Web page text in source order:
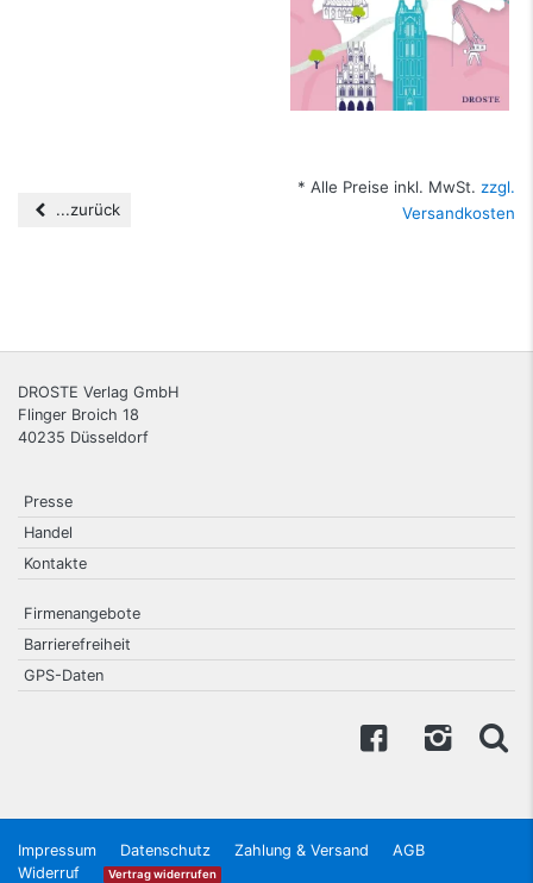
...zurück
* Alle Preise inkl. MwSt. zzgl.
Versandkosten
DROSTE Verlag GmbH
Flinger Broich 18
40235 Düsseldorf
Presse
Handel
Kontakte
Firmenangebote
Barrierefreiheit
GPS-Daten
Impressum Datenschutz Zahlung & Versand
AGB
Widerruf
Vertrag widerrufen